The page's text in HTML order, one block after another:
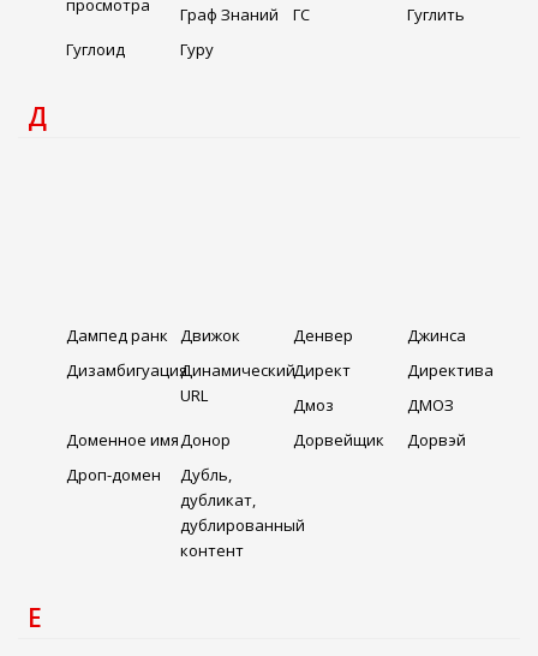
просмотра Граф Знаний ГС
Гуглить
Гуглоид
Гуру
Д
Дампед ранк Движок Денвер
Джинса
ДизамбигуацияДинамический
URL
Директ
Директива
Дмоз
ДМОЗ
Доменное имяДонор Дорвейщик
Дорвэй
Дроп-домен
Дубль,
дубликат,
дублированный
контент
Е